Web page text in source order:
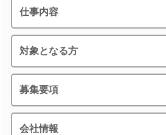
仕事内容
対象となる方
募集要項
会社情報